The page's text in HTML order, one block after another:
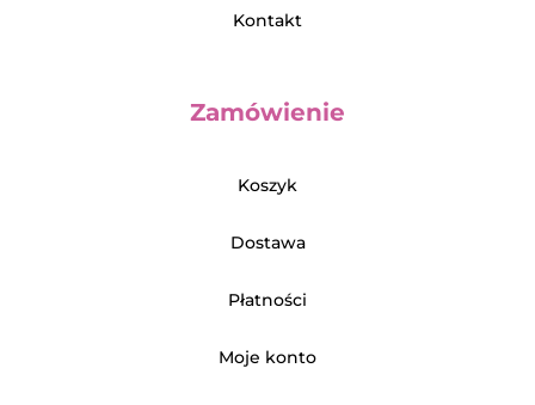
Kontakt
Zamówienie
Koszyk
Dostawa
Płatności
Moje konto